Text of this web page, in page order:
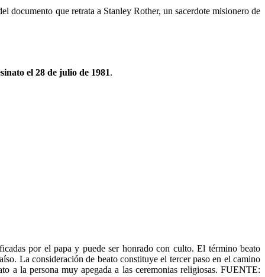
documento que retrata a Stanley Rother, un sacerdote misionero de
el 28 de julio de 1981.
por el papa y puede ser honrado con culto. El término beato
La consideración de beato constituye el tercer paso en el camino
a la persona muy apegada a las ceremonias religiosas. FUENTE: